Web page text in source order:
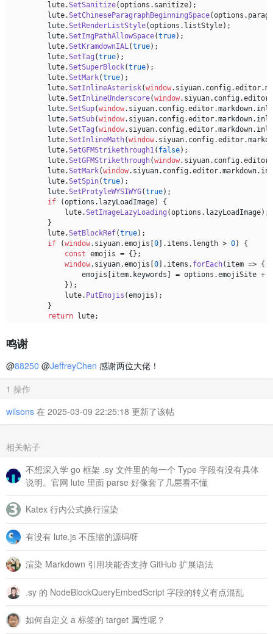
        lute.
SetSanitize(options. sanitize);
        lute.
SetChineseParagraphBeginningSpace(options.
        lute.
SetRenderListStyle(options. listStyle);
        lute.
SetImgPathAllowSpace(true);
        lute.
SetKramdownIAL(true);
        lute.
SetTag (true);
        lute.
SetSuperBlock(true);
        lute.
SetMark(true);
        lute.
SetInlineAsterisk(window. siyuan. config.editor.
        lute.
SetInlineUnderscore(window. siyuan. config.editor
        lute.
SetSup(window. siyuan. config.editor.markdown.
        lute.
SetSub(window. siyuan. config.editor.markdown.
        lute.
SetTag (window. siyuan. config.editor.markdown.
        lute.
SetInlineMath(window. siyuan. config.editor.
        lute.
SetGFMStrikethrough1( false);
        lute.
SetGFMStrikethrough(window. siyuan. config.editor
        lute.
SetMark(window. siyuan. config.editor.markdown.
        lute.
SetSpin(true);
        lute.
SetProtyleWYSIWYG(true);
if (options. lazyLoadImage) {
            lute.
SetImageLazyLoading (options. lazyLoadImage);
        }
        lute.
SetBlockRef(true);
if (window. siyuan.emojis 0]. items . length > 0) {
const emojis = {};
window. siyuan.emojis 0]. items . forEach( item => {
                emojis[item.
keywords ] = options.emojiSite +
            });
            lute.
PutEmojis (emojis);
        }
return lute;
const results = [];
if (!obj || seen.has(obj))
// 检查是否以 .editor.protyle 结尾
if (currentPath.endsWith('.editor.protyle'
                }
if (typeof value === 'object') {
walk(value, currentPath);
                }
        }
return results;
    }
鸣谢
@88250 @JeffreyChen 感谢两位大佬！
1 操作
wilsons 在 2025-03-09 22:25:18 更新了该帖
相关帖子
不想深入学 go 框架 .sy 文件里的每一个 Type 字段有没有具体
说明。官网 lute 里面 parse 好像套了几层看不懂
Katex 行内公式换行渲染
有没有 lute.js 不压缩的源码呀
渲染 Markdown 引用块能否支持 GitHub 扩展语法
.sy 的 NodeBlockQueryEmbedScript 字段的转义有点混乱
如何自定义 a 标签的 target 属性呢？